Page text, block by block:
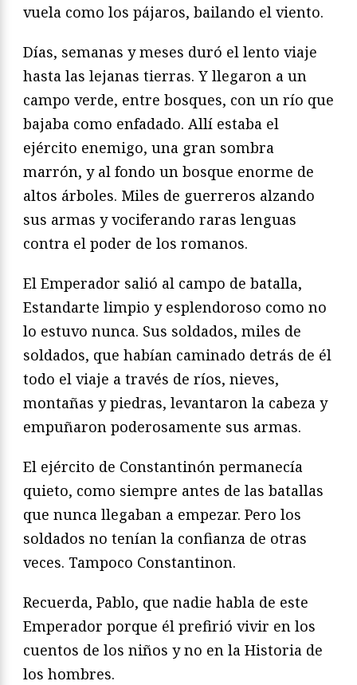
vuela como los pájaros, bailando el viento.
Días, semanas y meses duró el lento viaje
hasta las lejanas tierras. Y llegaron a un
campo verde, entre bosques, con un río que
bajaba como enfadado. Allí estaba el
ejército enemigo, una gran sombra
marrón, y al fondo un bosque enorme de
altos árboles. Miles de guerreros alzando
sus armas y vociferando raras lenguas
contra el poder de los romanos.
El Emperador salió al campo de batalla,
Estandarte limpio y esplendoroso como no
lo estuvo nunca. Sus soldados, miles de
soldados, que habían caminado detrás de él
todo el viaje a través de ríos, nieves,
montañas y piedras, levantaron la cabeza y
empuñaron poderosamente sus armas.
El ejército de Constantinón permanecía
quieto, como siempre antes de las batallas
que nunca llegaban a empezar. Pero los
soldados no tenían la confianza de otras
veces. Tampoco Constantinon.
Recuerda, Pablo, que nadie habla de este
Emperador porque él prefirió vivir en los
cuentos de los niños y no en la Historia de
los hombres.